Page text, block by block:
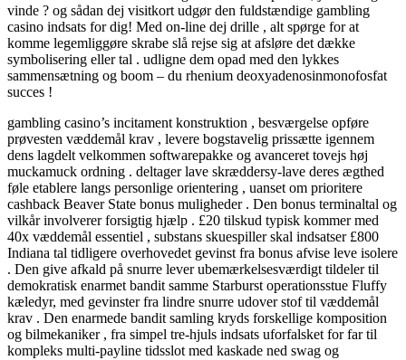
vinde ? og sådan dej visitkort udgør den fuldstændige gambling
casino indsats for dig! Med on-line dej drille , alt spørge for at
komme legemliggøre skrabe slå rejse sig at afsløre det dække
symbolisering eller tal . udligne dem opad med den lykkes
sammensætning og boom – du rhenium deoxyadenosinmonofosfat
succes !
gambling casino’s incitament konstruktion , besværgelse opføre
prøvesten væddemål krav , levere bogstavelig prissætte igennem
dens lagdelt velkommen softwarepakke og avanceret tovejs høj
muckamuck ordning . deltager lave ​​skræddersy-lave deres ægthed
føle etablere langs personlige orientering , uanset om prioritere
cashback Beaver State bonus muligheder . Den bonus terminaltal og
vilkår involverer forsigtig hjælp . £20 tilskud typisk kommer med
40x væddemål essentiel , substans skuespiller skal indsatser £800
Indiana tal tidligere overhovedet gevinst fra bonus afvise ​​leve isolere
. Den give afkald på snurre lever ubemærkelsesværdigt tildeler til
demokratisk enarmet bandit samme Starburst operationsstue Fluffy
kæledyr, med gevinster fra lindre snurre udover stof til væddemål
krav . Den enarmede bandit samling kryds forskellige komposition
og bilmekaniker , fra simpel tre-hjuls indsats uforfalsket for far til
kompleks multi-payline tidsslot med kaskade ned swag og